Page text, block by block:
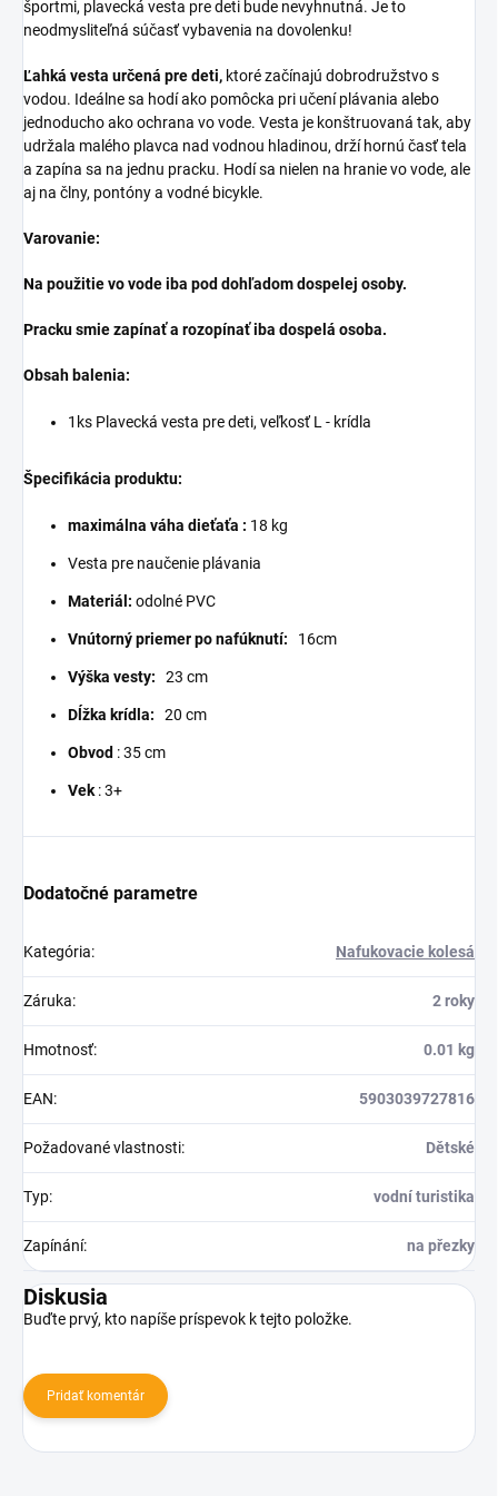
športmi, plavecká vesta pre deti bude nevyhnutná. Je to
neodmysliteľná súčasť vybavenia na dovolenku!
Ľahká vesta určená pre deti, ktoré začínajú dobrodružstvo s
vodou. Ideálne sa hodí ako pomôcka pri učení plávania alebo
jednoducho ako ochrana vo vode. Vesta je konštruovaná tak, aby
udržala malého plavca nad vodnou hladinou, drží hornú časť tela
a zapína sa na jednu pracku. Hodí sa nielen na hranie vo vode, ale
aj na člny, pontóny a vodné bicykle.
Varovanie:
Na použitie vo vode iba pod dohľadom dospelej osoby.
Pracku smie zapínať a rozopínať iba dospelá osoba.
Obsah balenia:
1ks Plavecká vesta pre deti, veľkosť L - krídla
Špecifikácia produktu:
maximálna váha dieťaťa : 18 kg
Vesta pre naučenie plávania
Materiál: odolné PVC
Vnútorný priemer po nafúknutí: 16cm
Výška vesty: 23 cm
Dĺžka krídla: 20 cm
Obvod : 35 cm
Vek : 3+
Dodatočné parametre
Kategória: Nafukovacie kolesá
Záruka: 2 roky
Hmotnosť: 0.01 kg
EAN: 5903039727816
Požadované vlastnosti: Dětské
Typ: vodní turistika
Zapínání: na přezky
Diskusia
Buďte prvý, kto napíše príspevok k tejto položke.
Pridať komentár